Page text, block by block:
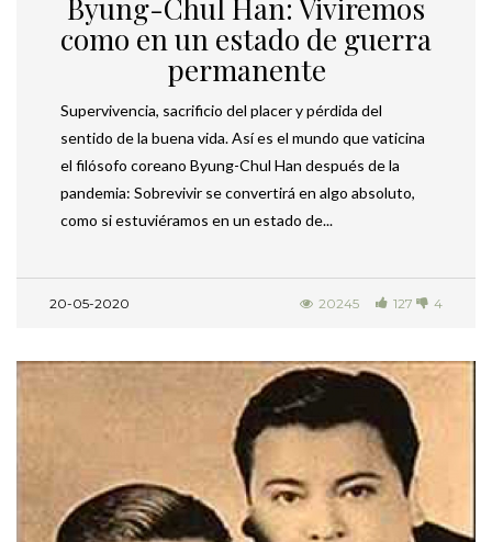
Byung-Chul Han: Viviremos
como en un estado de guerra
permanente
Supervivencia, sacrificio del placer y pérdida del
sentido de la buena vida. Así es el mundo que vaticina
el filósofo coreano Byung-Chul Han después de la
pandemia: Sobrevivir se convertirá en algo absoluto,
como si estuviéramos en un estado de...
20-05-2020 127 4
20245